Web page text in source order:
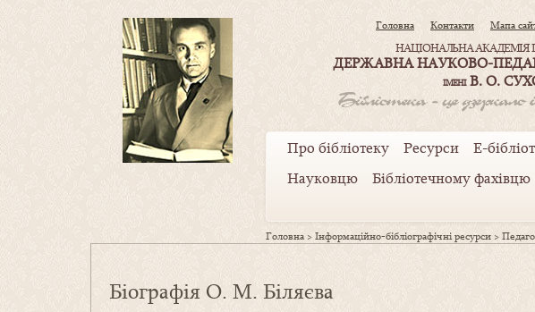
Головна Контакти Мапа
НАЦІОНАЛЬНА АКАДЕМІЯ
ДЕРЖАВНА НАУКОВО-
ІМЕНІВ. О.
Про бібліотеку Ресурси Е-
Науковцю
Бібліотечному фахівцю
Головна >Інформаційно-бібліографічні ресурси >
Біографія О. М. Біляєва